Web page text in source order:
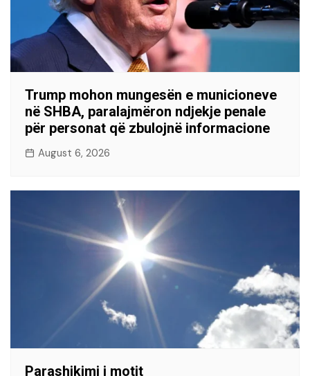
Trump mohon mungesën e municioneve
në SHBA, paralajmëron ndjekje penale
për personat që zbulojnë informacione
August 6, 2026
Parashikimi i motit